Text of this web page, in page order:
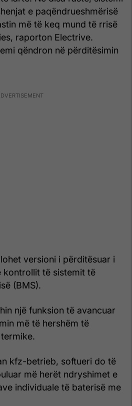
e paqëndrueshmërisë
më të keq mund të rrisë
raporton Electrive.
qëndron në përditësimin
versioni i përditësuar i
kontrollit të sistemit të
(BMS).
një funksion të avancuar
më të hershëm të
kfz-betrieb, softueri do të
më herët ndryshimet e
individuale të baterisë me